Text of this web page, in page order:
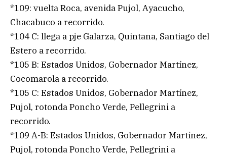
*109: vuelta Roca, avenida Pujol, Ayacucho,
Chacabuco a recorrido.
*104 C: llega a pje Galarza, Quintana, Santiago del
Estero a recorrido.
*105 B: Estados Unidos, Gobernador Martínez,
Cocomarola a recorrido.
*105 C: Estados Unidos, Gobernador Martínez,
Pujol, rotonda Poncho Verde, Pellegrini a
recorrido.
*109 A-B: Estados Unidos, Gobernador Martínez,
Pujol, rotonda Poncho Verde, Pellegrini a